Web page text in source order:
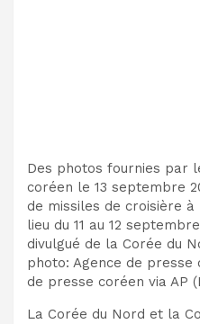
Des photos fournies par
coréen le 13 septembre
de missiles de croisière
lieu du 11 au 12
divulgué de la Corée du
photo: Agence de presse
de presse coréen via AP (
La Corée du Nord et la